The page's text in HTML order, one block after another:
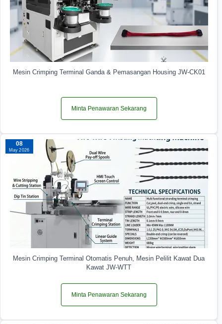
Mesin Crimping Terminal Ganda & Pemasangan Housing JW-CK01
Minta Penawaran Sekarang
08
May 2026
Mesin Crimping Terminal Otomatis Penuh, Mesin Pelilit Kawat Dua
Kawat JW-WTT
Minta Penawaran Sekarang